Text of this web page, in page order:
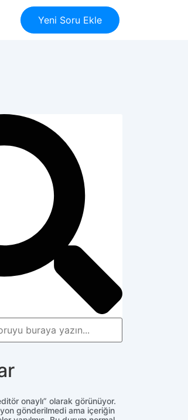
Yeni Soru Ekle
onaylı” olarak görünüyor.
gönderilmedi ama içeriğin